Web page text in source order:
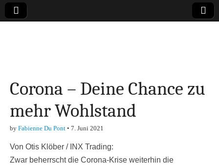
Finanzen,
Marketing-, Vertrieb-
& Investment-Tipps
Corona – Deine Chance zu
mehr Wohlstand
by Fabienne Du Pont • 7. Juni 2021
Von Otis Klöber / INX Trading:
Zwar beherrscht die Corona-Krise weiterhin die